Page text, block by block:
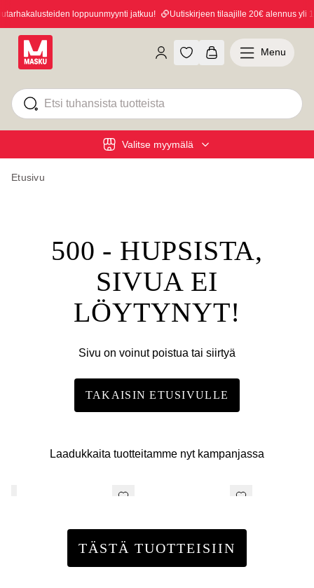
loppuunmyynti jatkuu! Uutiskirjeen tilaajille 20€ alennus yli
Valitse myymälä
Menu
Etusivu
500 - HUPSISTA,
SIVUA EI
LÖYTYNYT!
Sivu on voinut poistua tai siirtyä
TAKAISIN ETUSIVULLE
Laadukkaita tuotteitamme nyt kampanjassa
TÄSTÄ TUOTTEISIIN